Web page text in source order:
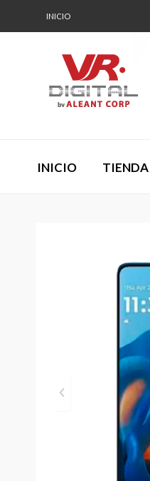
INICIO
INICIO TIENDA